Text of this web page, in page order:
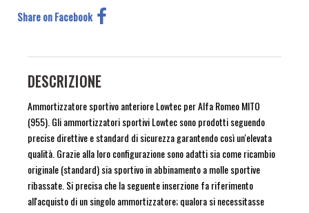
Share on Facebook
DESCRIZIONE
Ammortizzatore sportivo anteriore Lowtec per Alfa Romeo MITO
(955). Gli ammortizzatori sportivi Lowtec sono prodotti seguendo
precise direttive e standard di sicurezza garantendo così un'elevata
qualità. Grazie alla loro configurazione sono adatti sia come ricambio
originale (standard) sia sportivo in abbinamento a molle sportive
ribassate. Si precisa che la seguente inserzione fa riferimento
all'acquisto di un singolo ammortizzatore; qualora si necessitasse